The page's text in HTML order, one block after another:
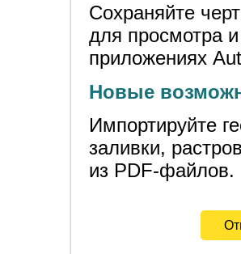
Сохраняйте
для просмотра
приложениях
Новые
Импортируйте
заливки,
из PDF-файлов.